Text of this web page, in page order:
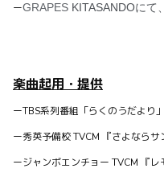
NEWS
で参加しています。とって
🐣「みんなた...
0 0 0
ーGRAPES KITASANDOにて
楽曲起用・提供
ーTBS系列番組「らくのうだより
ー秀英予備校 TVCM 『さよなら
ージャンボエンチョー TVCM 『